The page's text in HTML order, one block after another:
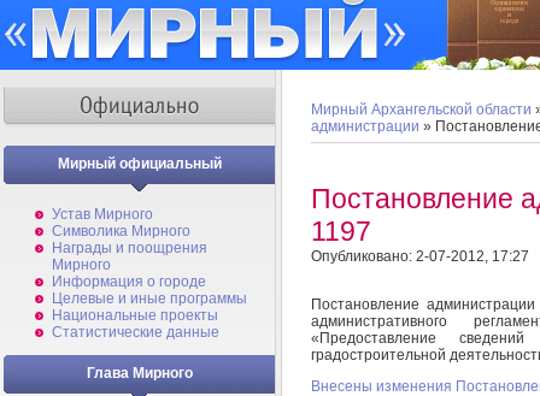
Мирный официальный
Устав Мирного
Символика Мирного
Награды и поощрения
Мирного
Информация о городе
Целевые и иные программы
Национальные проекты
Статистические данные
Глава Мирного
Мирный Архангельской области
администрации »
Постановление
1197
Опубликовано: 2-07-2012, 17:27
Постановление
административного
«Предоставление
градостроительной
Внесены изменения